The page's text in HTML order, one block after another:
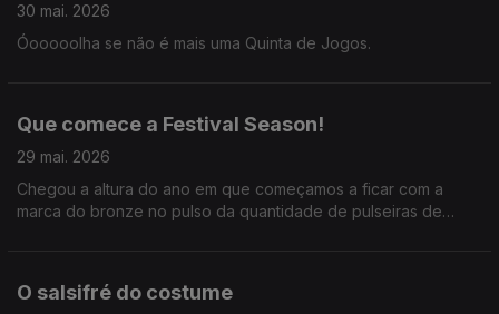
30 mai. 2026
Óooooolha se não é mais uma Quinta de Jogos.
Que comece a Festival Season!
29 mai. 2026
Chegou a altura do ano em que começamos a ficar com a
marca do bronze no pulso da quantidade de pulseiras de
O salsifré do costume